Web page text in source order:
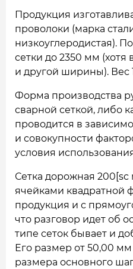
Продукция
проволоки (марка
низкоуглеродистая).
сетки до 2350 мм (хотя
и другой ширины). Вес
Форма производства
сварной сеткой, либо
проводится в
и совокупности
условия
Сетка дорожная 200[sc
ячейками квадратной
продукция и с
что разговор идет об
типе сеток бывает и
Его размер от 50,00
размера основного